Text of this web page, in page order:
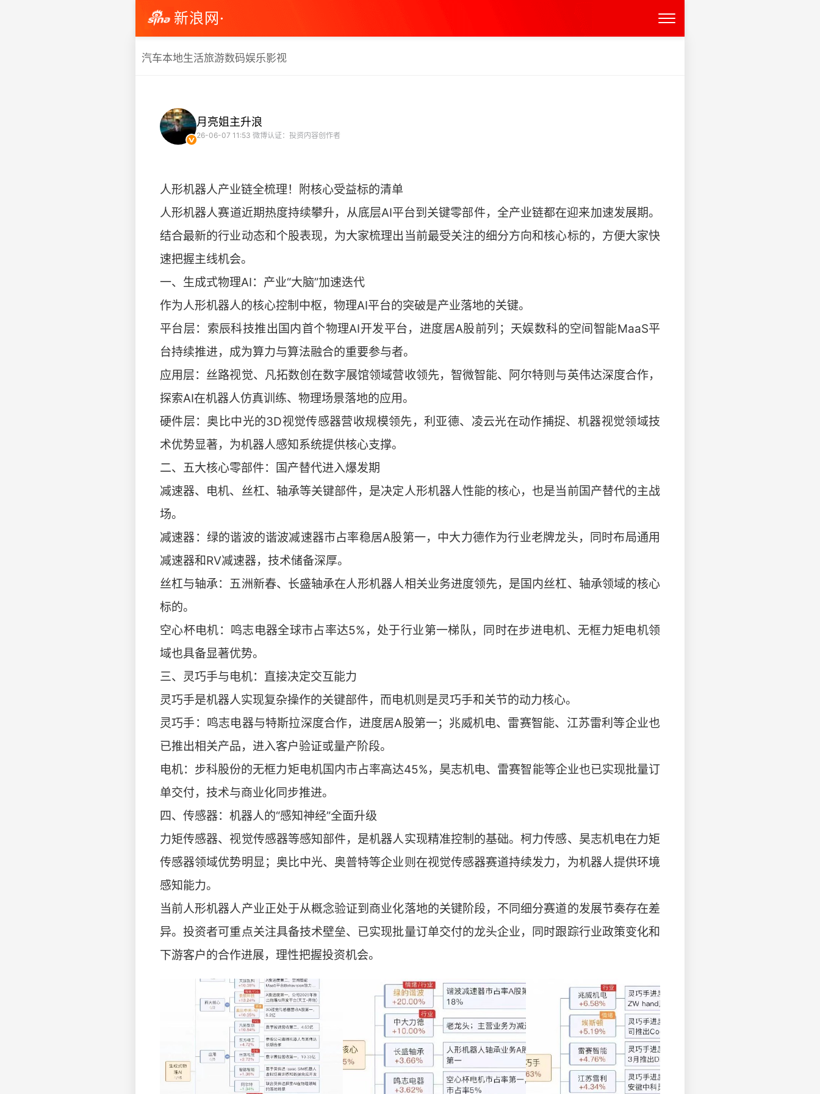
新浪网·
汽车本地生活旅游数码娱乐影视
月亮姐主升浪
26-06-07 11:53 微博认证：投资内容创作者
人形机器人产业链全梳理！附核心受益标的清单
人形机器人赛道近期热度持续攀升，从底层AI平台到关键零部件，全产业链都在迎来加速发展期。
结合最新的行业动态和个股表现，为大家梳理出当前最受关注的细分方向和核心标的，方便大家快
速把握主线机会。
一、生成式物理AI：产业“大脑”加速迭代
作为人形机器人的核心控制中枢，物理AI平台的突破是产业落地的关键。
平台层：索辰科技推出国内首个物理AI开发平台，进度居A股前列；天娱数科的空间智能MaaS平
台持续推进，成为算力与算法融合的重要参与者。
应用层：丝路视觉、凡拓数创在数字展馆领域营收领先，智微智能、阿尔特则与英伟达深度合作，
探索AI在机器人仿真训练、物理场景落地的应用。
硬件层：奥比中光的3D视觉传感器营收规模领先，利亚德、凌云光在动作捕捉、机器视觉领域技
术优势显著，为机器人感知系统提供核心支撑。
二、五大核心零部件：国产替代进入爆发期
减速器、电机、丝杠、轴承等关键部件，是决定人形机器人性能的核心，也是当前国产替代的主战
场。
减速器：绿的谐波的谐波减速器市占率稳居A股第一，中大力德作为行业老牌龙头，同时布局通用
减速器和RV减速器，技术储备深厚。
丝杠与轴承：五洲新春、长盛轴承在人形机器人相关业务进度领先，是国内丝杠、轴承领域的核心
标的。
空心杯电机：鸣志电器全球市占率达5%，处于行业第一梯队，同时在步进电机、无框力矩电机领
域也具备显著优势。
三、灵巧手与电机：直接决定交互能力
灵巧手是机器人实现复杂操作的关键部件，而电机则是灵巧手和关节的动力核心。
灵巧手：鸣志电器与特斯拉深度合作，进度居A股第一；兆威机电、雷赛智能、江苏雷利等企业也
已推出相关产品，进入客户验证或量产阶段。
电机：步科股份的无框力矩电机国内市占率高达45%，昊志机电、雷赛智能等企业也已实现批量订
单交付，技术与商业化同步推进。
四、传感器：机器人的“感知神经”全面升级
力矩传感器、视觉传感器等感知部件，是机器人实现精准控制的基础。柯力传感、昊志机电在力矩
传感器领域优势明显；奥比中光、奥普特等企业则在视觉传感器赛道持续发力，为机器人提供环境
感知能力。
当前人形机器人产业正处于从概念验证到商业化落地的关键阶段，不同细分赛道的发展节奏存在差
异。投资者可重点关注具备技术壁垒、已实现批量订单交付的龙头企业，同时跟踪行业政策变化和
下游客户的合作进展，理性把握投资机会。